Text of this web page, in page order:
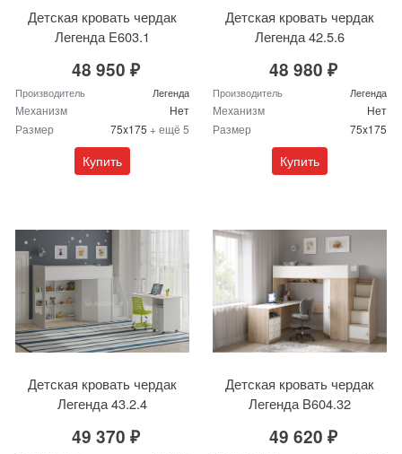
Детская кровать чердак
Легенда E603.1
48 950 ₽
Производитель Легенда
Механизм
Нет
Размер
75x175 + ещё 5
Купить
Детская кровать чердак
Легенда 42.5.6
48 980 ₽
Производитель Легенда
Механизм
Нет
Размер
75x175
Купить
Детская кровать чердак
Легенда 43.2.4
49 370 ₽
Детская кровать чердак
Легенда B604.32
49 620 ₽